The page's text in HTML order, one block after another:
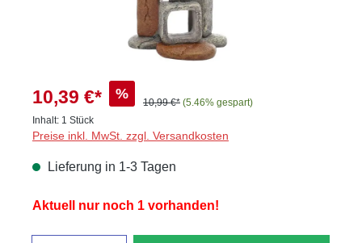
10,39 €* %
10,99 €* (5.46% gespart)
Inhalt: 1 Stück
Preise inkl. MwSt. zzgl. Versandkosten
Lieferung in 1-3 Tagen
Aktuell nur noch 1 vorhanden!